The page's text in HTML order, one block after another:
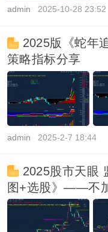
admin 2025-10-28 23:52
2025版《蛇年
策略指标分享
admin 2025-2-7 18:44
2025股市天眼
图+选股》——不